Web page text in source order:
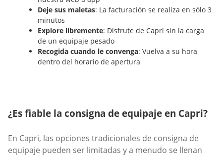
Deje sus maletas: La facturación se realiza en sólo 3
minutos
Explore libremente: Disfrute de Capri sin la carga
de un equipaje pesado
Recogida cuando le convenga: Vuelva a su hora
dentro del horario de apertura
¿Es fiable la consigna de equipaje en Capri?
En Capri, las opciones tradicionales de consigna de
equipaje pueden ser limitadas y a menudo se llenan